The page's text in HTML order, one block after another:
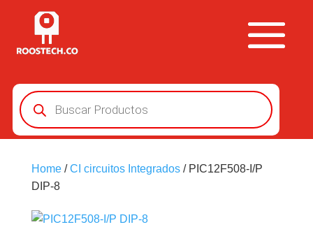
Búsqueda
de
productos
Home/CI circuitos Integrados/ PIC12F508-I/P
DIP-8